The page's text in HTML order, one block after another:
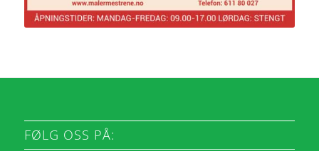
FØLG OSS PÅ: